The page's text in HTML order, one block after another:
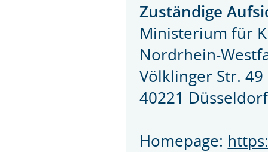
Zuständige
Ministerium für
Nordrhein-
Völklinger Str. 49
40221 Düsseldorf
Homepage: